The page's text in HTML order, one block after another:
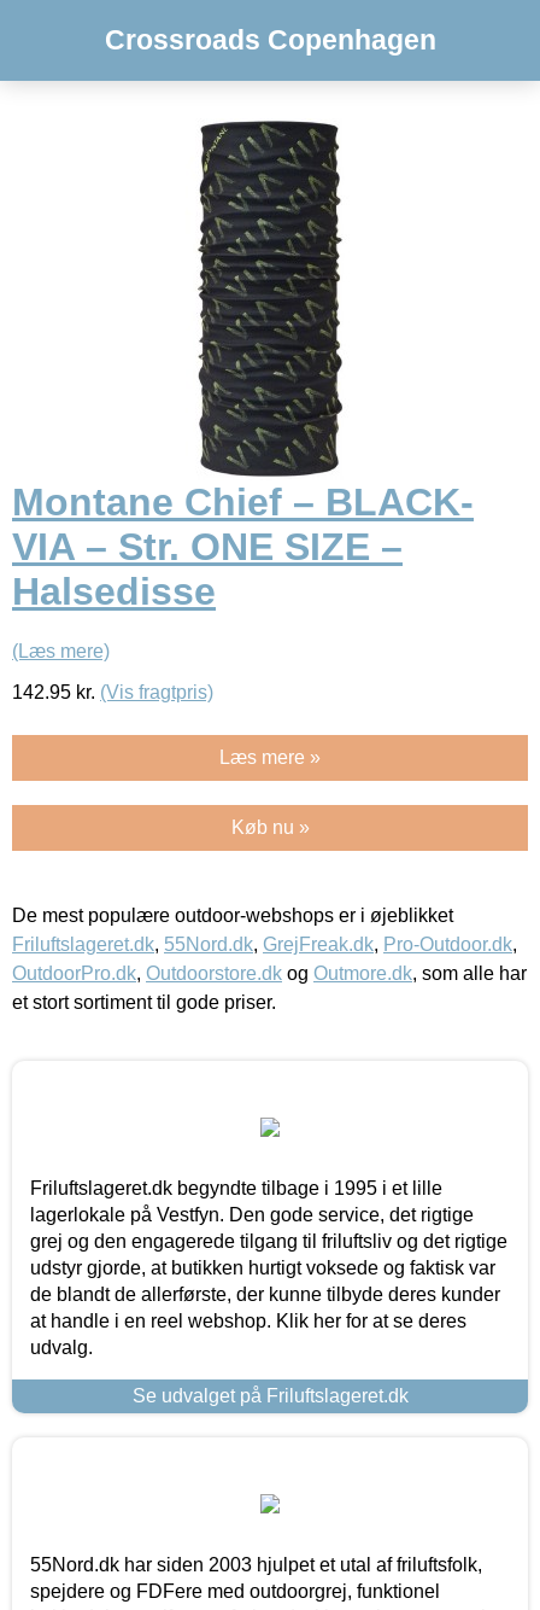
Crossroads Copenhagen
Montane Chief – BLACK-
VIA – Str. ONE SIZE –
Halsedisse
(Læs mere)
142.95 kr. (Vis fragtpris)
Læs mere »
Køb nu »
De mest populære outdoor-webshops er i øjeblikket
Friluftslageret.dk, 55Nord.dk, GrejFreak.dk, Pro-Outdoor.dk,
OutdoorPro.dk, Outdoorstore.dk og Outmore.dk, som alle har
et stort sortiment til gode priser.
Friluftslageret.dk begyndte tilbage i 1995 i et lille
lagerlokale på Vestfyn. Den gode service, det rigtige
grej og den engagerede tilgang til friluftsliv og det rigtige
udstyr gjorde, at butikken hurtigt voksede og faktisk var
de blandt de allerførste, der kunne tilbyde deres kunder
at handle i en reel webshop. Klik her for at se deres
udvalg.
Se udvalget på Friluftslageret.dk
55Nord.dk har siden 2003 hjulpet et utal af friluftsfolk,
spejdere og FDFere med outdoorgrej, funktionel